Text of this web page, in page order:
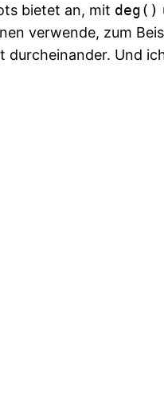
bietet an, mit deg()
verwende, zum
Und